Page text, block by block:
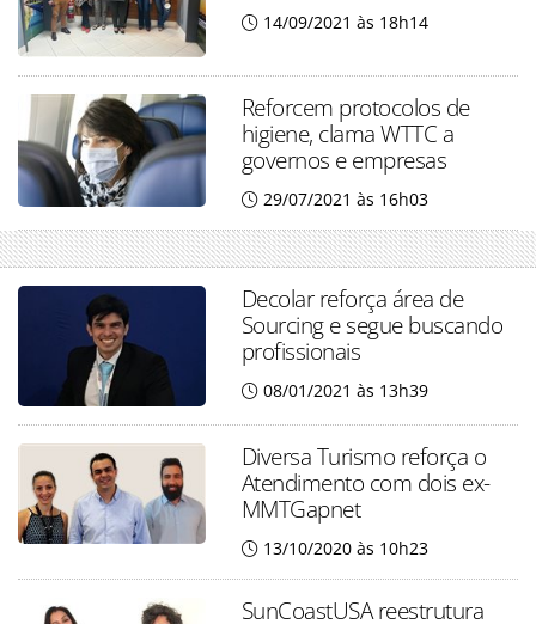
14/09/2021 às 18h14
Reforcem protocolos de
higiene, clama WTTC a
governos e empresas
29/07/2021 às 16h03
Decolar reforça área de
Sourcing e segue buscando
profissionais
08/01/2021 às 13h39
Diversa Turismo reforça o
Atendimento com dois ex-
MMTGapnet
13/10/2020 às 10h23
SunCoastUSA reestrutura